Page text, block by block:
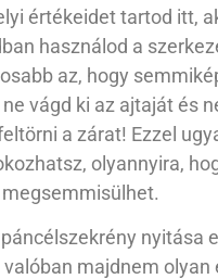
értékeidet tartod itt,
használod a
az, hogy
vágd ki az ajtaját és
a zárat! Ezzel
olyannyira,
nyitása
majdnem olyan